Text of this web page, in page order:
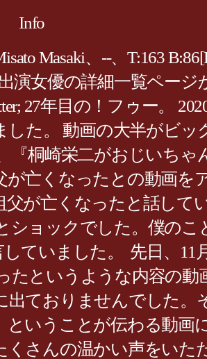
Info
Masaki、--、T:163
演女優の詳細一覧ペー
27年目の！フゥー。
した。 動画の大半がビ
『桐崎栄二がおじいち
亡くなったとの動画を
が亡くなったと話し
ショックでした。僕の
ていました。 先日、
たというような内容の
ておりませんでした
ということが伝わる動
さんの温かい声をい